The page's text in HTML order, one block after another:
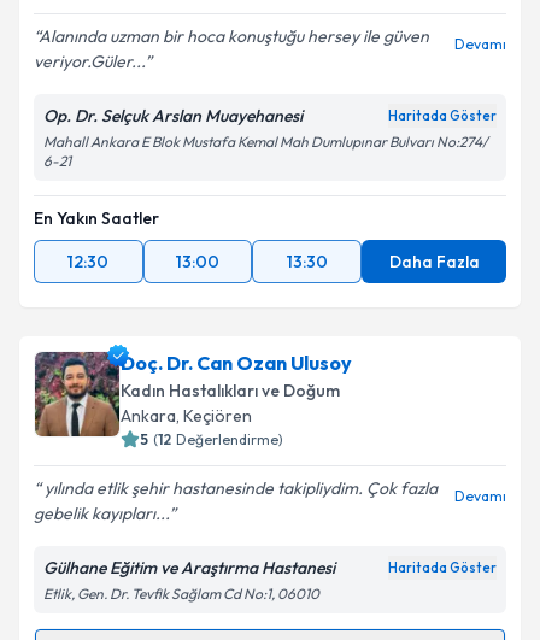
Metni'ni okudum ve kişisel verilerimin belirtilen
kapsamda işlenmesini kabul ediyorum.
Alanında uzman bir hoca konuştuğu hersey ile güven
veriyor.Güler...
Devamı
Op. Dr. Selçuk Arslan Muayehanesi Haritada Göster
Mahall Ankara E Blok Mustafa Kemal Mah Dumlupınar Bulvarı No:274/
6-21
En Yakın Saatler
12:30
13:00 13:30 Daha Fazla
Doç. Dr. Can Ozan Ulusoy
Kadın Hastalıkları ve Doğum
Ankara, Keçiören
5 (12 Değerlendirme)
yılında etlik şehir hastanesinde takipliydim. Çok fazla
gebelik kayıpları...
Devamı
Gülhane Eğitim ve Araştırma Hastanesi Haritada Göster
Etlik, Gen. Dr. Tevfik Sağlam Cd No:1, 06010